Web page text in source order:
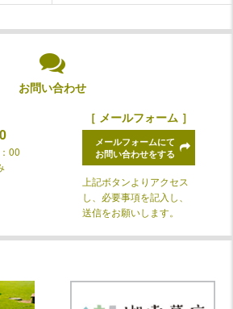
お問い合わせ
00
［ メールフォーム ］
メールフォームにて
お問い合わせをする
上記ボタンよりアクセス
し、必要事項を記入し、
送信をお願いします。